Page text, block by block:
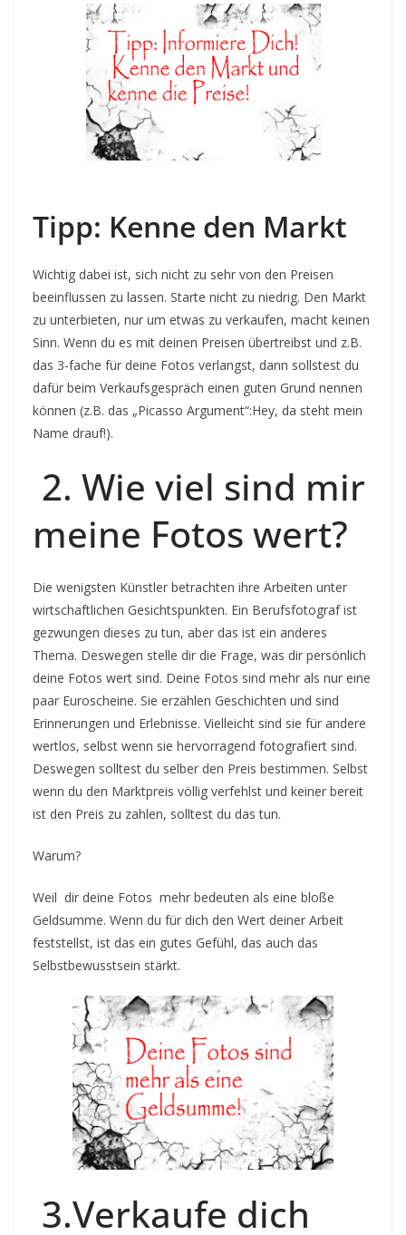
Tipp: Kenne den Markt
Wichtig dabei ist, sich nicht zu sehr von den Preisen
beeinflussen zu lassen. Starte nicht zu niedrig. Den Markt
zu unterbieten, nur um etwas zu verkaufen, macht keinen
Sinn. Wenn du es mit deinen Preisen übertreibst und z.B.
das 3-fache für deine Fotos verlangst, dann sollstest du
dafür beim Verkaufsgespräch einen guten Grund nennen
können (z.B. das „Picasso Argument“:Hey, da steht mein
Name drauf!).
2. Wie viel sind mir
meine Fotos wert?
Die wenigsten Künstler betrachten ihre Arbeiten unter
wirtschaftlichen Gesichtspunkten. Ein Berufsfotograf ist
gezwungen dieses zu tun, aber das ist ein anderes
Thema. Deswegen stelle dir die Frage, was dir persönlich
deine Fotos wert sind. Deine Fotos sind mehr als nur eine
paar Euroscheine. Sie erzählen Geschichten und sind
Erinnerungen und Erlebnisse. Vielleicht sind sie für andere
wertlos, selbst wenn sie hervorragend fotografiert sind.
Deswegen solltest du selber den Preis bestimmen. Selbst
wenn du den Marktpreis völlig verfehlst und keiner bereit
ist den Preis zu zahlen, solltest du das tun.
Warum?
Weil dir deine Fotos mehr bedeuten als eine bloße
Geldsumme. Wenn du für dich den Wert deiner Arbeit
feststellst, ist das ein gutes Gefühl, das auch das
Selbstbewusstsein stärkt.
3.Verkaufe dich